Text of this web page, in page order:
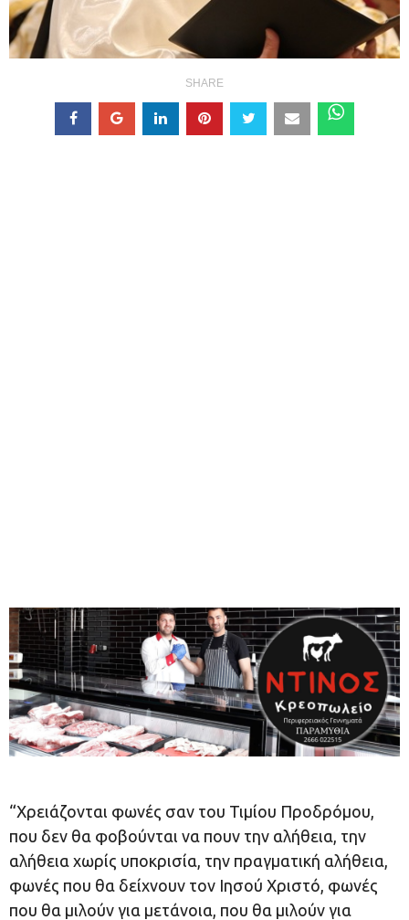
SHARE
“Χρειάζονται φωνές σαν του Τιμίου Προδρόμου,
που δεν θα φοβούνται να πουν την αλήθεια, την
αλήθεια χωρίς υποκρισία, την πραγματική αλήθεια,
φωνές που θα δείχνουν τον Ιησού Χριστό, φωνές
που θα μιλούν για μετάνοια, που θα μιλούν για